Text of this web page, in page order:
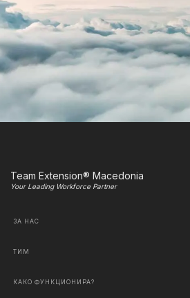
Team Extension® Macedonia
Your Leading Workforce Partner
ЗА НАС
ТИМ
КАКО ФУНКЦИОНИРА?